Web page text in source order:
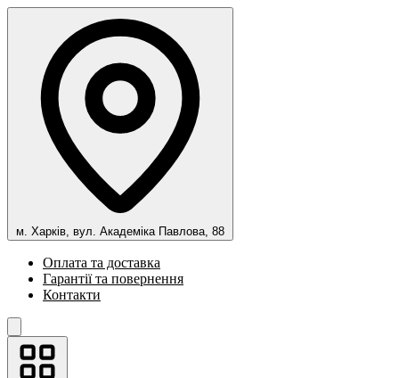
м. Харків, вул. Академіка Павлова, 88
Оплата та доставка
Гарантії та повернення
Контакти